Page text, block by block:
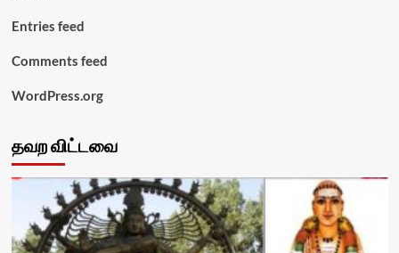
Entries feed
Comments feed
WordPress.org
தவற விட்டவை